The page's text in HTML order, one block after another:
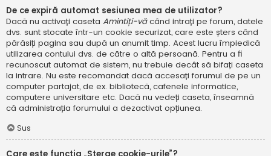
De ce expiră automat sesiunea mea de utilizator?
Dacă nu activați caseta Amintiți-văcând intrați pe forum, datele
dvs. sunt stocate într-un cookie securizat, care este șters când
părăsiți pagina sau după un anumit timp. Acest lucru împiedică
utilizarea contului dvs. de către o altă persoană. Pentru a fi
recunoscut automat de sistem, nu trebuie decât să bifați caseta
la intrare. Nu este recomandat dacă accesați forumul de pe un
computer partajat, de ex. bibliotecă, cafenele informatice,
computere universitare etc. Dacă nu vedeți caseta, înseamnă
că administrația forumului a dezactivat opțiunea.
Sus
Care este funcția „Șterge cookie-urile”?